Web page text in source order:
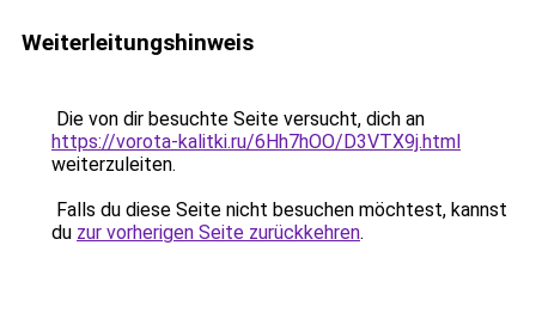
Weiterleitungshinweis
Die von dir besuchte Seite versucht, dich an
https://vorota-kalitki.ru/6Hh7hOO/D3VTX9j.html
weiterzuleiten.
Falls du diese Seite nicht besuchen möchtest, kannst
du zur vorherigen Seite zurückkehren.